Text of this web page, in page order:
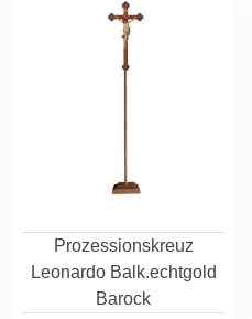
Prozessionskreuz
Leonardo Balk.echtgold
Barock